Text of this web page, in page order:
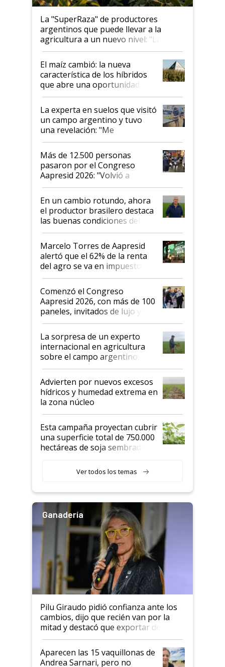
La "SuperRaza" de productores
argentinos que puede llevar a la
agricultura a un nuevo nivel: "Las
posibilidades de crecimiento son
infinitas"
El maíz cambió: la nueva
característica de los híbridos
que abre una oportunidad en
el lote
La experta en suelos que visitó
un campo argentino y tuvo
una revelación: "Me
impresionó mucho"
Más de 12.500 personas
pasaron por el Congreso
Aapresid 2026: "Volvió a
demostrar que hablar del
suelo es hablar de todo el
sistema productivo"
En un cambio rotundo, ahora
el productor brasilero destaca
las buenas condiciones del
agro argentino para invertir:
"Los veo más motivados"
Marcelo Torres de Aapresid
alertó que el 62% de la renta
del agro se va en impuestos:
"No es bueno que en
Argentina se sigan discutiendo
las mismas cosas de hace 50
años"
Comenzó el Congreso
Aapresid 2026, con más de 100
paneles, invitados de lujo y
todas las tendencias
La sorpresa de un experto
internacional en agricultura
sobre el campo argentino:
"Estoy muy impresionado"
Advierten por nuevos excesos
hídricos y humedad extrema en
la zona núcleo
Esta campaña proyectan cubrir
una superficie total de 750.000
hectáreas de soja sembradas
variedades que marcan un
salto tecnológico en genética y
Ver todos los temas
Ganadería
Pilu Giraudo pidió confianza ante los
cambios, dijo que recién van por la
mitad y destacó que exportar dejó de
ser "para unos pocos": "Tenemos un
mandato muy claro del gobierno
nacional"
Aparecen las 15 vaquillonas de
Andrea Sarnari, pero no